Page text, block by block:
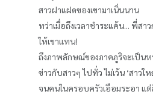
สาวฝาแฝดของเขามาเนิ่นนาน
ทว่าเมื่อถึงเวลาชำระแค้น... พี่ส
ให้เขาแทน!
ถึงภาพลักษณ์ของภาคภูริจะเป็น
ข่าวกับสาวๆ ไปทั่ว ไม่เว้น ‘สาวใ
จนคนในครอบครัวเอือมระอา แต่